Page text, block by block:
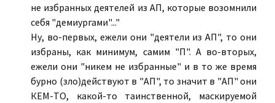
не избранных деятелей из АП, которые возомнили
себя "демиургами"..."
Ну, во-первых, ежели они "деятели из АП", то они
избраны, как минимум, самим "П". А во-вторых,
ежели они "никем не избранные" и в то же время
бурно (зло)действуют в "АП", то значит в "АП" они
КЕМ-ТО, какой-то таинственной, маскируемой